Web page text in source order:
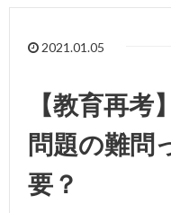
2021.01.05
【教育再
問題の難問
要？